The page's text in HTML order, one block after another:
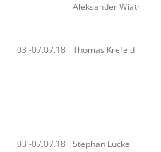
Aleksander Wiatr
03.-07.07.18 Thomas Krefeld
03.-07.07.18 Stephan Lücke